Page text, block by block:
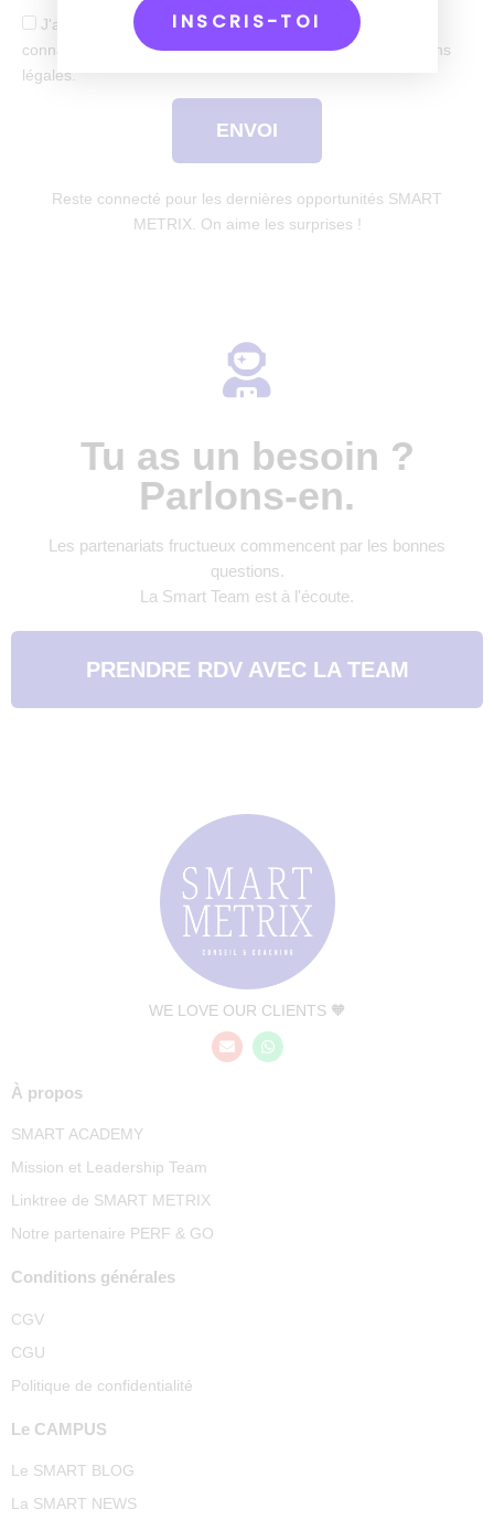
J'accepte de recevoir tes mails et confirme avoir pris
connaissance de votre politique de confidentialité et mentions
légales.
ENVOI
Reste connecté pour les dernières opportunités SMART
METRIX. On aime les surprises !
Tu as un besoin ?
Parlons-en.
Les partenariats fructueux commencent par les bonnes
questions.
La Smart Team est à l'écoute.
PRENDRE RDV AVEC LA TEAM
WE LOVE OUR CLIENTS 🧡
À propos
SMART ACADEMY
Mission et Leadership Team
Linktree de SMART METRIX
Notre partenaire PERF & GO
Conditions générales
CGV
CGU
Politique de confidentialité
Le CAMPUS
Le SMART BLOG
La SMART NEWS
INSCRIS-TOI